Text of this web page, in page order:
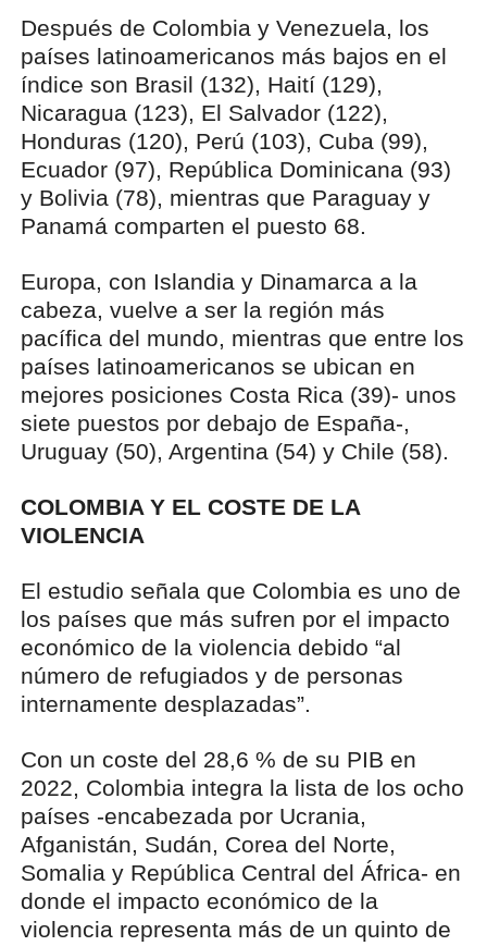
Después de Colombia y Venezuela, los
países latinoamericanos más bajos en el
índice son Brasil (132), Haití (129),
Nicaragua (123), El Salvador (122),
Honduras (120), Perú (103), Cuba (99),
Ecuador (97), República Dominicana (93)
y Bolivia (78), mientras que Paraguay y
Panamá comparten el puesto 68.
Europa, con Islandia y Dinamarca a la
cabeza, vuelve a ser la región más
pacífica del mundo, mientras que entre los
países latinoamericanos se ubican en
mejores posiciones Costa Rica (39)- unos
siete puestos por debajo de España-,
Uruguay (50), Argentina (54) y Chile (58).
COLOMBIA Y EL COSTE DE LA
VIOLENCIA
El estudio señala que Colombia es uno de
los países que más sufren por el impacto
económico de la violencia debido “al
número de refugiados y de personas
internamente desplazadas”.
Con un coste del 28,6 % de su PIB en
2022, Colombia integra la lista de los ocho
países -encabezada por Ucrania,
Afganistán, Sudán, Corea del Norte,
Somalia y República Central del África- en
donde el impacto económico de la
violencia representa más de un quinto de